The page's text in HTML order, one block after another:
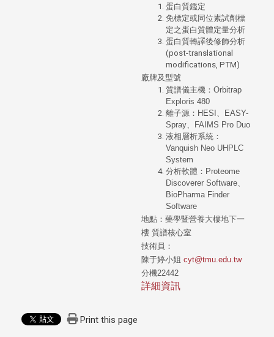
蛋白質鑑定
免標定或同位素試劑標
定之蛋白質體定量分析
蛋白質轉譯後修飾分析
(post-translational
modifications, PTM)
廠牌及型號
質譜儀主機：Orbitrap
Exploris 480
離子源：HESI、EASY-
Spray、FAIMS Pro Duo
液相層析系統：
Vanquish Neo UHPLC
System
分析軟體：Proteome
Discoverer Software、
BioPharma Finder
Software
地點：藥學暨營養大樓地下一
樓 質譜核心室
技術員：
陳于婷小姐cyt@tmu.edu.tw
分機22442
詳細資訊
Print this page